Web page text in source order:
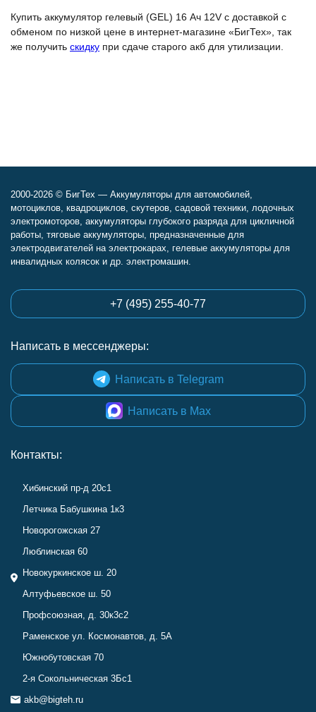
Купить аккумулятор гелевый (GEL) 16 Ач 12V с доставкой с
обменом по низкой цене в интернет-магазине «БигТех», так
же получить скидку при сдаче старого акб для утилизации.
2000-2026 © БигТех — Аккумуляторы для автомобилей,
мотоциклов, квадроциклов, скутеров, садовой техники, лодочных
электромоторов, аккумуляторы глубокого разряда для цикличной
работы, тяговые аккумуляторы, предназначенные для
электродвигателей на электрокарах, гелевые аккумуляторы для
инвалидных колясок и др. электромашин.
+7 (495) 255-40-77
Написать в мессенджеры:
Написать в Telegram
Написать в Max
Контакты:
Хибинский пр-д 20с1
Летчика Бабушкина 1к3
Новорогожская 27
Люблинская 60
Новокуркинское ш. 20
Алтуфьевское ш. 50
Профсоюзная, д. 30к3с2
Раменское ул. Космонавтов, д. 5А
Южнобутовская 70
2-я Сокольническая 3Бс1
akb@bigteh.ru